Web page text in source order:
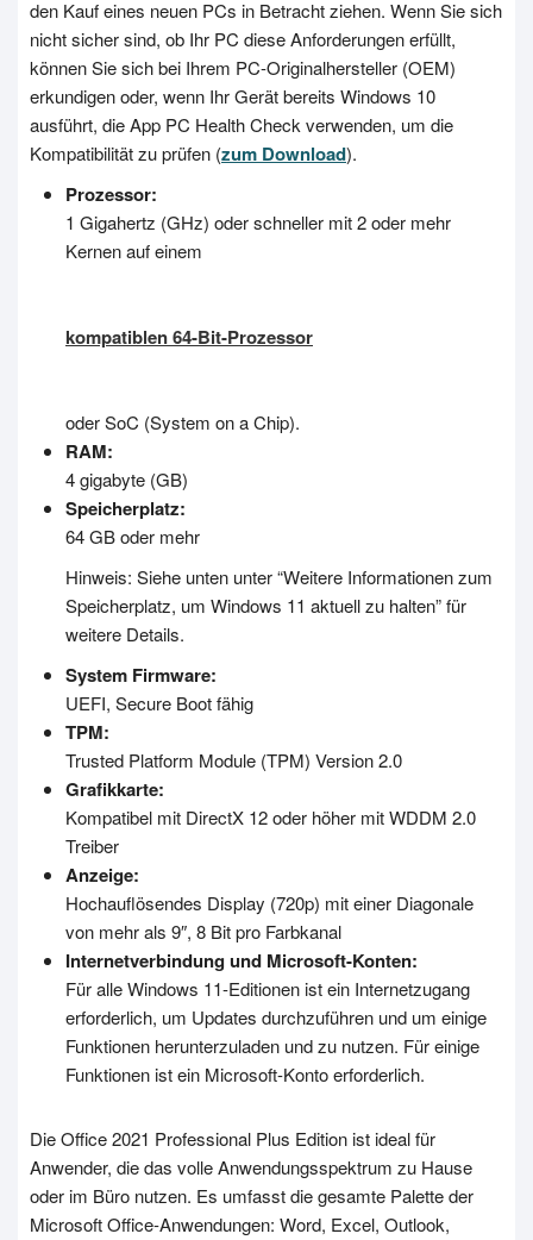
den Kauf eines neuen PCs in Betracht ziehen. Wenn Sie sich
nicht sicher sind, ob Ihr PC diese Anforderungen erfüllt,
können Sie sich bei Ihrem PC-Originalhersteller (OEM)
erkundigen oder, wenn Ihr Gerät bereits Windows 10
ausführt, die App PC Health Check verwenden, um die
Kompatibilität zu prüfen (zum Download).
Prozessor:
1 Gigahertz (GHz) oder schneller mit 2 oder mehr
Kernen auf einem
kompatiblen 64-Bit-Prozessor
oder SoC (System on a Chip).
RAM:
4 gigabyte (GB)
Speicherplatz:
64 GB oder mehr
Hinweis: Siehe unten unter “Weitere Informationen zum
Speicherplatz, um Windows 11 aktuell zu halten” für
weitere Details.
System Firmware:
UEFI, Secure Boot fähig
TPM:
Trusted Platform Module (TPM) Version 2.0
Grafikkarte:
Kompatibel mit DirectX 12 oder höher mit WDDM 2.0
Treiber
Anzeige:
Hochauflösendes Display (720p) mit einer Diagonale
von mehr als 9″, 8 Bit pro Farbkanal
Internetverbindung und Microsoft-Konten:
Für alle Windows 11-Editionen ist ein Internetzugang
erforderlich, um Updates durchzuführen und um einige
Funktionen herunterzuladen und zu nutzen. Für einige
Funktionen ist ein Microsoft-Konto erforderlich.
Die Office 2021 Professional Plus Edition ist ideal für
Anwender, die das volle Anwendungsspektrum zu Hause
oder im Büro nutzen. Es umfasst die gesamte Palette der
Microsoft Office-Anwendungen: Word, Excel, Outlook,